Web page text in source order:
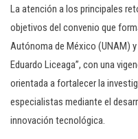
La atención a los principales
objetivos del convenio que
Autónoma de México (UNAM)
Eduardo Liceaga”, con una
orientada a fortalecer la
especialistas mediante el
innovación tecnológica.